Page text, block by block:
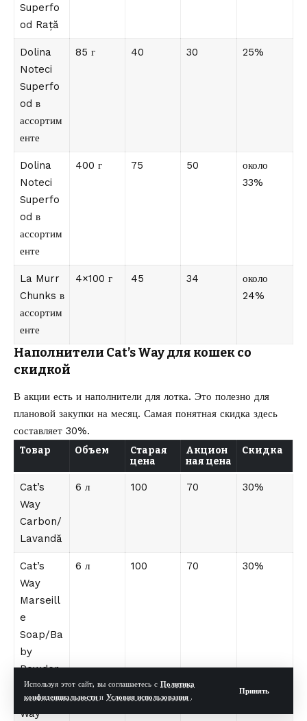
Используя этот сайт, вы соглашаетесь с Политика
конфиденциальности и Условия использования .
Принять
Superfo
od Rață
Dolina
Noteci
Superfo
od в
ассортим
енте
85 г 40 30 25%
Dolina
Noteci
Superfo
od в
ассортим
енте
400 г 75 50
около
33%
La Murr
Chunks в
ассортим
енте
4×100 г 45 34
около
24%
Наполнители Cat’s Way для кошек со
скидкой
В акции есть и наполнители для лотка. Это полезно для
плановой закупки на месяц. Самая понятная скидка здесь
составляет 30%.
Товар Объем
Старая
цена
Акцион
ная цена
Скидка
Cat’s
Way
Carbon/
Lavandă
6 л 100 70 30%
Cat’s
Way
Marseill
e
Soap/Ba
by
Powder
6 л 100 70 30%
Cat’s
Way
6 л 190 133 30%